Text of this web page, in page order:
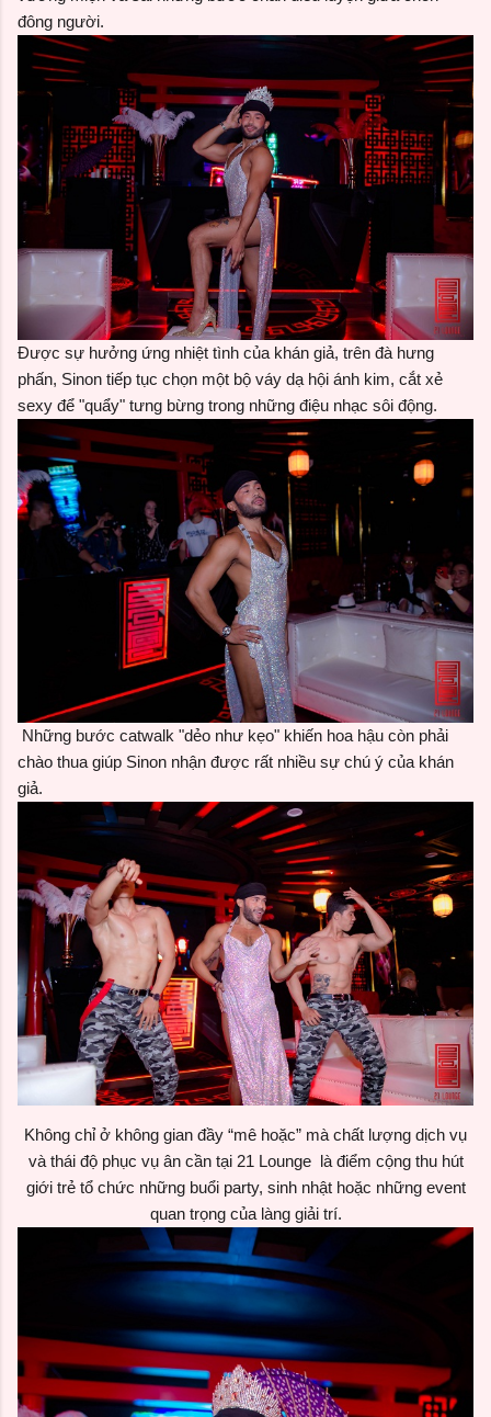
đông người.
Được sự hưởng ứng nhiệt tình của khán giả, trên đà hưng
phấn, Sinon tiếp tục chọn một bộ váy dạ hội ánh kim, cắt xẻ
sexy để "quẩy" tưng bừng trong những điệu nhạc sôi động.
Những bước catwalk "dẻo như kẹo" khiến hoa hậu còn phải
chào thua giúp Sinon nhận được rất nhiều sự chú ý của khán
giả.
Không chỉ ở không gian đầy “mê hoặc” mà chất lượng dịch vụ
và thái độ phục vụ ân cần tại 21 Lounge là điểm cộng thu hút
giới trẻ tổ chức những buổi party, sinh nhật hoặc những event
quan trọng của làng giải trí.